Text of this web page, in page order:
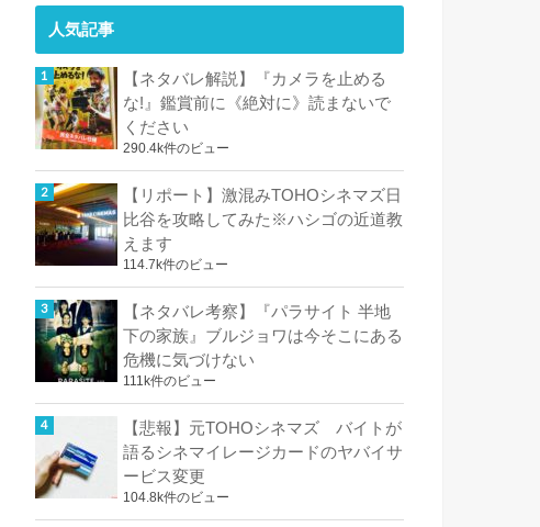
人気記事
【ネタバレ解説】『カメラを止める
な!』鑑賞前に《絶対に》読まないで
ください
290.4k件のビュー
【リポート】激混みTOHOシネマズ日
比谷を攻略してみた※ハシゴの近道教
えます
114.7k件のビュー
【ネタバレ考察】『パラサイト 半地
下の家族』ブルジョワは今そこにある
危機に気づけない
111k件のビュー
【悲報】元TOHOシネマズ バイトが
語るシネマイレージカードのヤバイサ
ービス変更
104.8k件のビュー